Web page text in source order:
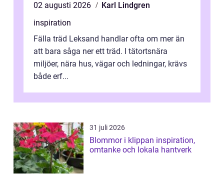
02 augusti 2026
Karl Lindgren
inspiration
Fälla träd Leksand handlar ofta om mer än
att bara såga ner ett träd. I tätortsnära
miljöer, nära hus, vägar och ledningar, krävs
både erf...
31 juli 2026
Blommor i klippan inspiration,
omtanke och lokala hantverk